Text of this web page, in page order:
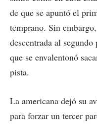
de que se apuntó el
temprano. Sin
descentrada al
que se envalentonó
pista.
La americana dejó su
para forzar un tercer